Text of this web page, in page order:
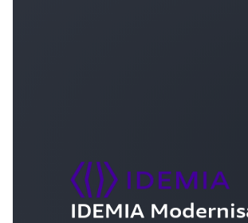
IDEMIA